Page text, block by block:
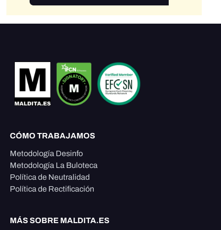
CÓMO TRABAJAMOS
Metodología Desinfo
Metodología La Buloteca
Política de Neutralidad
Política de Rectificación
MÁS SOBRE MALDITA.ES